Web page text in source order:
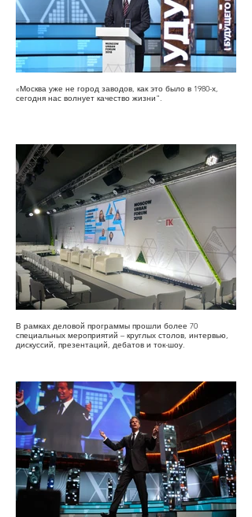
«Москва уже не город заводов, как это было в 1980-х,
сегодня нас волнует качество жизни".
В рамках деловой программы прошли более 70
специальных мероприятий – круглых столов, интервью,
дискуссий, презентаций, дебатов и ток-шоу.